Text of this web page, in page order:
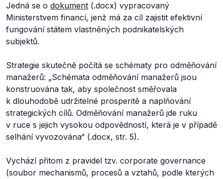
Jedná se o dokument (.docx) vypracovaný
Ministerstvem financí, jenž má za cíl zajistit efektivní
fungování státem vlastněných podnikatelských
subjektů.
Strategie skutečně počítá se schématy pro odměňování
manažerů: „Schémata odměňování manažerů jsou
konstruována tak, aby společnost směřovala
k dlouhodobě udržitelné prosperitě a naplňování
strategických cílů. Odměňování manažerů jde ruku
v ruce s jejich vysokou odpovědností, která je v případě
selhání vyvozována“ (.docx, str. 5).
Vychází přitom z pravidel tzv. corporate governance
(soubor mechanismů, procesů a vztahů, podle kterých